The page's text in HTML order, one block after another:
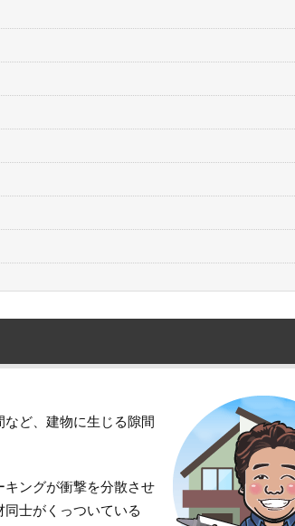
ど、建物に生じる隙間
ングが衝撃を分散させ
士がくっついている